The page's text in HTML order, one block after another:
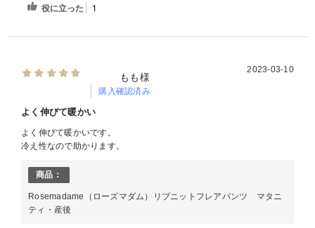
役に立った 1
もも様
購入確認済み
2023-03-10
よく伸びて暖かい
よく伸びて暖かいです。
冷え性なので助かります。
商品：
Rosemadame（ローズマダム）リブニットフレアパンツ マタニ
ティ・産後